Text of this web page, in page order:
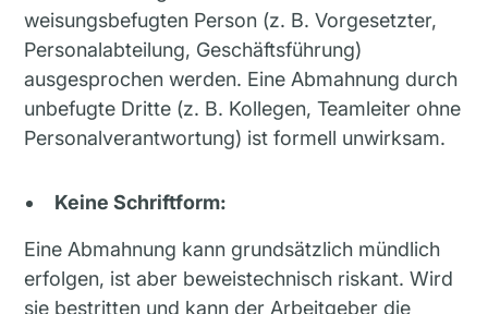
weisungsbefugten Person (z. B. Vorgesetzter,
Personalabteilung, Geschäftsführung)
ausgesprochen werden. Eine Abmahnung durch
unbefugte Dritte (z. B. Kollegen, Teamleiter ohne
Personalverantwortung) ist formell unwirksam.
Keine Schriftform:
Eine Abmahnung kann grundsätzlich mündlich
erfolgen, ist aber beweistechnisch riskant. Wird
sie bestritten und kann der Arbeitgeber die